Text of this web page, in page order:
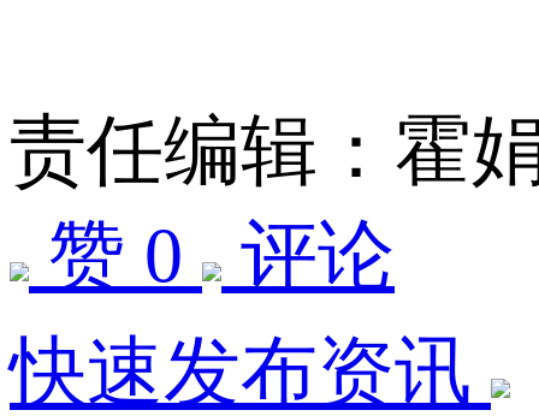
责任编辑：霍
赞 0
评论
快速发布资讯